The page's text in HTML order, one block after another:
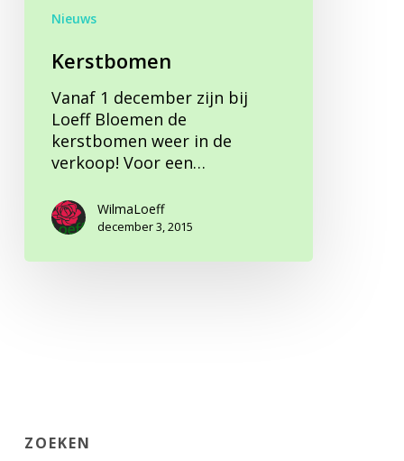
Nieuws
Kerstbomen
Vanaf 1 december zijn bij
Loeff Bloemen de
kerstbomen weer in de
verkoop! Voor een…
WilmaLoeff
december 3, 2015
ZOEKEN